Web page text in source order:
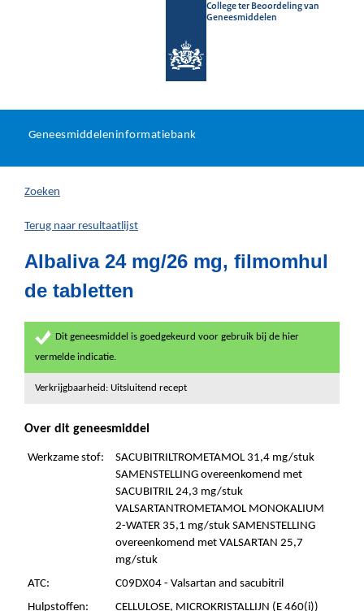
College ter Beoordeling van
Geneesmiddelen
U
hier:
Geneesmiddeleninformatiebank
Zoeken
Terug naar resultaatlijst
Albaliva 24 mg/26 mg, filmomhul
de tabletten
Dit geneesmiddel is goedgekeurd voor gebruik bij de hier
vermelde indicatie.
Verkrijgbaarheid: Uitsluitend recept
Over dit geneesmiddel
Werkzame stof:
SACUBITRILTROMETAMOL 31,4 mg/stuk
SAMENSTELLING overeenkomend met
SACUBITRIL 24,3 mg/stuk
VALSARTANTROMETAMOL MONOKALIUM
2-WATER 35,1 mg/stuk SAMENSTELLING
overeenkomend met VALSARTAN 25,7
mg/stuk
ATC:
C09DX04 - Valsartan and sacubitril
Hulpstoffen:
CELLULOSE, MICROKRISTALLIJN (E 460(i))